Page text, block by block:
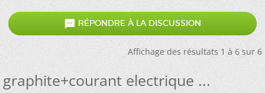
 RÉPONDRE À LA DISCUSSION
Affichage des résultats 1 à 6 sur 6
graphite+courant electrique ...